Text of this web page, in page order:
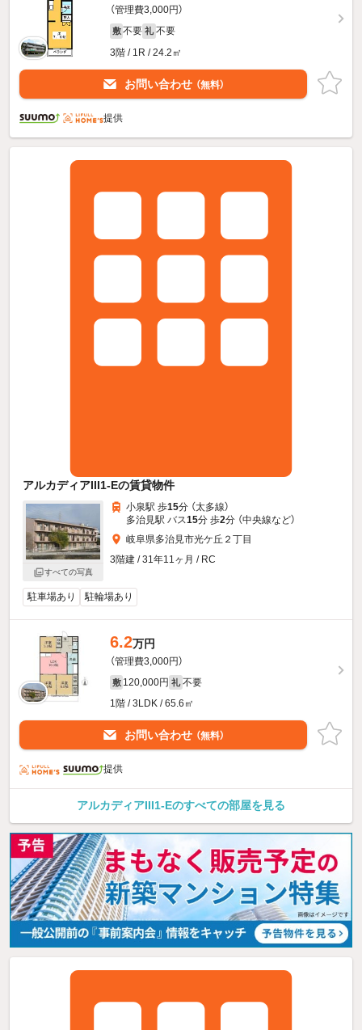
（管理費3,000円）
敷 不要 礼 不要
3階 / 1R / 24.2㎡
お問い合わせ （無料）
提供
アルカディアIII1-Eの賃貸物件
すべての写真
小泉駅 歩15分 （太多線）
多治見駅 バス15分 歩2分 （中央線など）
岐阜県多治見市光ケ丘２丁目
3階建 / 31年11ヶ月 / RC
駐車場あり 駐輪場あり
6.2万円
（管理費3,000円）
敷 120,000円 礼 不要
1階 / 3LDK / 65.6㎡
お問い合わせ （無料）
提供
アルカディアIII1-Eのすべての部屋を見る